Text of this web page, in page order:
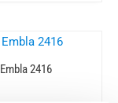
Embla 2416